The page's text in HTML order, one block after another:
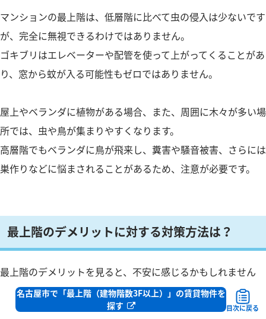
名古屋市で「最上階（建物階数3F以上）」の賃貸物件を
探す
目次に戻る
マンションの最上階は、低層階に比べて虫の侵入は少ないです
が、完全に無視できるわけではありません。
ゴキブリはエレベーターや配管を使って上がってくることがあ
り、窓から蚊が入る可能性もゼロではありません。
屋上やベランダに植物がある場合、また、周囲に木々が多い場
所では、虫や鳥が集まりやすくなります。
高層階でもベランダに鳥が飛来し、糞害や騒音被害、さらには
巣作りなどに悩まされることがあるため、注意が必要です。
最上階のデメリットに対する対策方法は？
最上階のデメリットを見ると、不安に感じるかもしれません
が、事前に対策をしておけば快適に暮らすことも十分可能で
す。